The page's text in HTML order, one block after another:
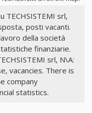
TECHSISTEMI srl,
posti vacanti.
della società
finanziarie.
srl, N\A:
vacancies. There is
company
statistics.